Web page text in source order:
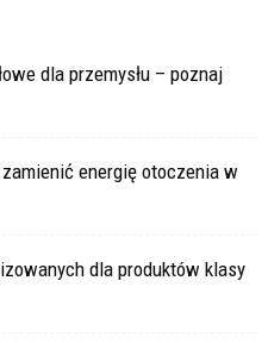
dla przemysłu – poznaj
zamienić energię otoczenia w
dla produktów klasy